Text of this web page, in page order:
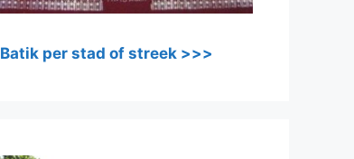
Batik per stad of streek >>>